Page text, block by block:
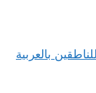
بالعربية